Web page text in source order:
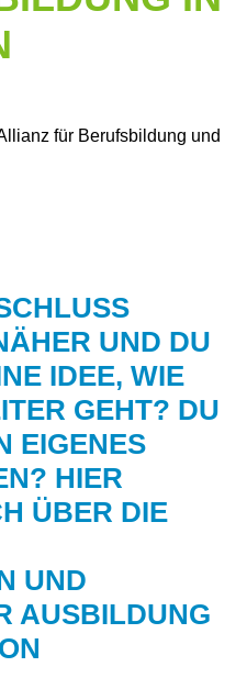
für Berufsbildung und
UND DU
IDEE, WIE
GEHT? DU
EIGENES
HIER
ÜBER DIE
UND
AUSBILDUNG